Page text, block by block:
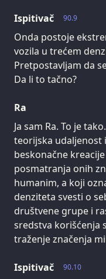
90.9
Ispitivač
Onda postoje
vozila u trećem
Pretpostavljam da
Da li to tačno?
Ra
Ja sam Ra. To je
teorijska udaljenost
beskonačne
posmatranja onih
humanim, a koji
denziteta svesti o
društvene grupe i
sredstva korišćenja
traženje značenja
90.10
Ispitivač